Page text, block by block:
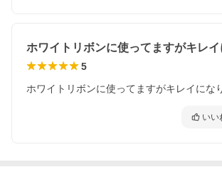
5
ホワイトリボンに使ってますがキレイにな
いい